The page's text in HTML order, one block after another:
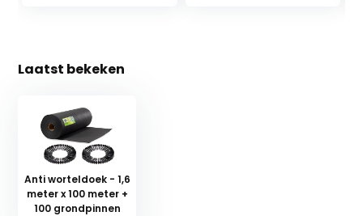
Laatst bekeken
Anti worteldoek - 1,6
meter x 100 meter +
100 grondpinnen